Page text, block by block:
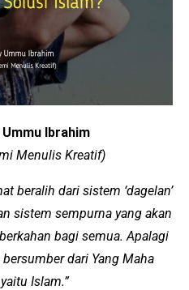
Ibrahim
Menulis Kreatif)
beralih dari sistem ‘dagelan’
sistem sempurna yang akan
bagi semua. Apalagi
dari Yang Maha
Islam.”